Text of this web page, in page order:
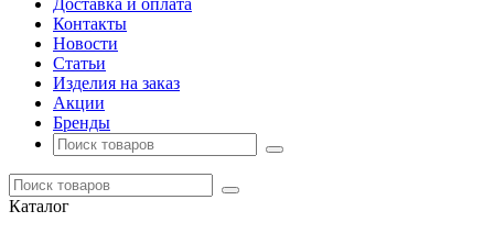
Доставка и оплата
Контакты
Новости
Статьи
Изделия на заказ
Акции
Бренды
Каталог